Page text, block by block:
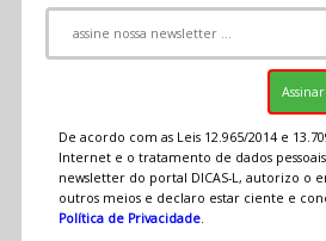
De acordo com as Leis 12.965/2014 e
Internet e o tratamento de dados
newsletter do portal DICAS-L, autorizo o
outros meios e declaro estar ciente e
Política de Privacidade.